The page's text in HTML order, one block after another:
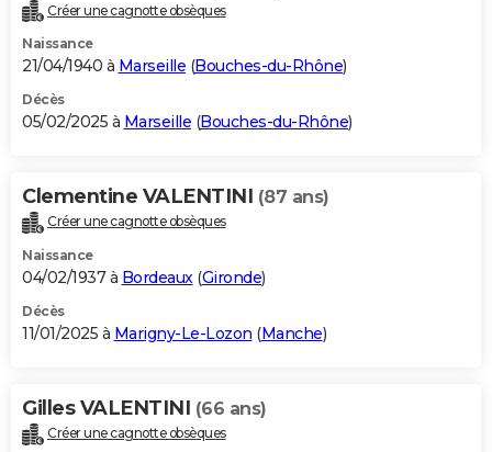
Créer une cagnotte obsèques
Naissance
21/04/1940 à Marseille (Bouches-du-Rhône)
Décès
05/02/2025 à Marseille (Bouches-du-Rhône)
Clementine VALENTINI (87 ans)
Créer une cagnotte obsèques
Naissance
04/02/1937 à Bordeaux(Gironde)
Décès
11/01/2025 à Marigny-Le-Lozon (Manche)
Gilles VALENTINI (66 ans)
Créer une cagnotte obsèques